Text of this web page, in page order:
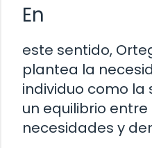
En
este sentido,
plantea la
individuo como la
un equilibrio
necesidades y